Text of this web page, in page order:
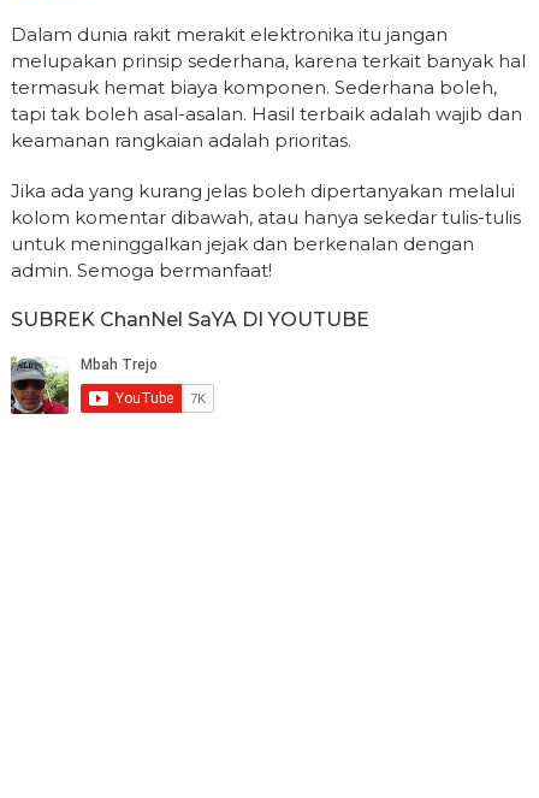
Dalam dunia rakit merakit elektronika itu jangan
melupakan prinsip sederhana, karena terkait banyak hal
termasuk hemat biaya komponen. Sederhana boleh,
tapi tak boleh asal-asalan. Hasil terbaik adalah wajib dan
keamanan rangkaian adalah prioritas.
Jika ada yang kurang jelas boleh dipertanyakan melalui
kolom komentar dibawah, atau hanya sekedar tulis-tulis
untuk meninggalkan jejak dan berkenalan dengan
admin. Semoga bermanfaat!
SUBREK ChanNel SaYA DI YOUTUBE